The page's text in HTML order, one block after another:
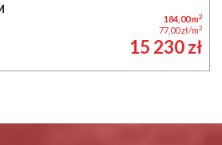
184,00 m2
77,00 zł/m2
15 230 zł